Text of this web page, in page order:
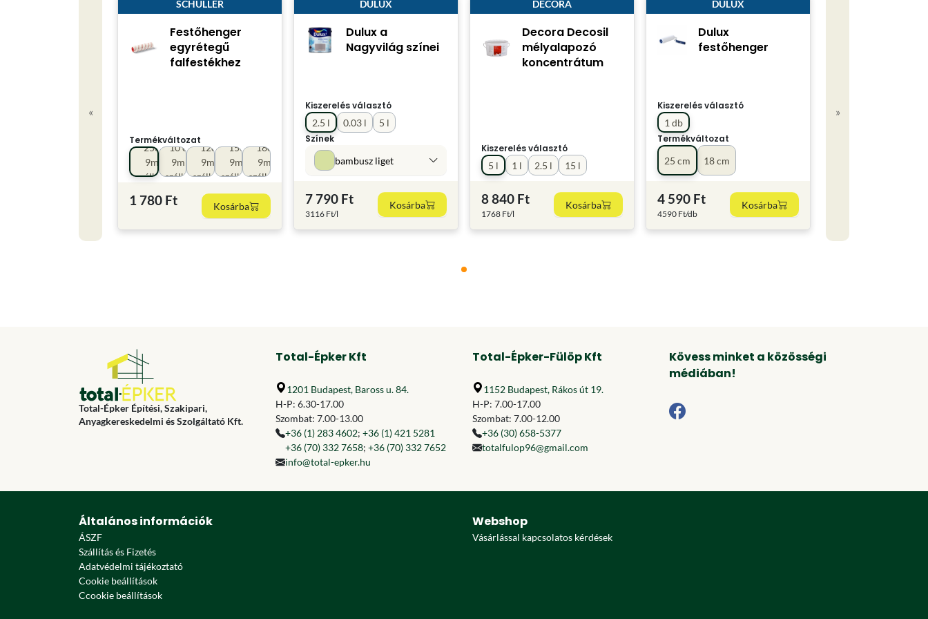
«
SCHULLER
Festőhenger
egyrétegű
falfestékhez
Termékváltozat
10 cm
9mm
szálhoss
12cm
9mm
szálhossz
15cm
9mm
szálhossz
18cm
9mm
szálhossz
25cm
9mm
szálhossz
1 780 Ft Kosárba
DULUX
Dulux a
Nagyvilág színei
Kiszerelés választó
0.03 l
2.5 l
5 l
Színek
bambusz liget
7 790 Ft
3116 Ft/l
Kosárba
DECORA
Decora Decosil
mélyalapozó
koncentrátum
Kiszerelés választó
1 l
2.5 l
5 l 15 l
8 840 Ft
1768 Ft/l
Kosárba
DULUX
Dulux
festőhenger
Kiszerelés választó
1 db
Termékváltozat
18 cm
25 cm
4 590 Ft
4590 Ft/db
Kosárba
»
Total-Épker Építési, Szakipari,
Anyagkereskedelmi és Szolgáltató Kft.
Total-Épker Kft
1201 Budapest, Baross u. 84.
H-P: 6.30-17.00
Szombat: 7.00-13.00
+36 (1) 283 4602; +36 (1) 421 5281
+36 (70) 332 7658; +36 (70) 332 7652
info@total-epker.hu
Total-Épker-Fülöp Kft
1152 Budapest, Rákos út 19.
H-P: 7.00-17.00
Szombat: 7.00-12.00
+36 (30) 658-5377
totalfulop96@gmail.com
Kövess minket a közösségi
médiában!
Általános információk
ÁSZF
Szállítás és Fizetés
Adatvédelmi tájékoztató
Cookie beállítások
Ccookie beállítások
Webshop
Vásárlással kapcsolatos kérdések